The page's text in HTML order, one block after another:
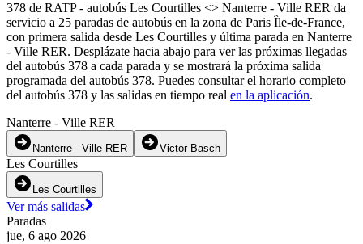
378 de RATP - autobús Les Courtilles <> Nanterre - Ville RER da
servicio a 25 paradas de autobús en la zona de Paris Île-de-France,
con primera salida desde Les Courtilles y última parada en Nanterre
- Ville RER. Desplázate hacia abajo para ver las próximas llegadas
del autobús 378 a cada parada y se mostrará la próxima salida
programada del autobús 378. Puedes consultar el horario completo
del autobús 378 y las salidas en tiempo real en la aplicación.
Nanterre - Ville RER
Nanterre - Ville RER Victor Basch
Les Courtilles
Les Courtilles
Ver más salidas
Paradas
jue, 6 ago 2026